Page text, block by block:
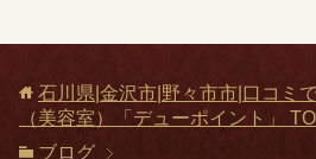
石川県|金沢市|野々市市|口コミ
（美容室）「デューポイント」
ブログ